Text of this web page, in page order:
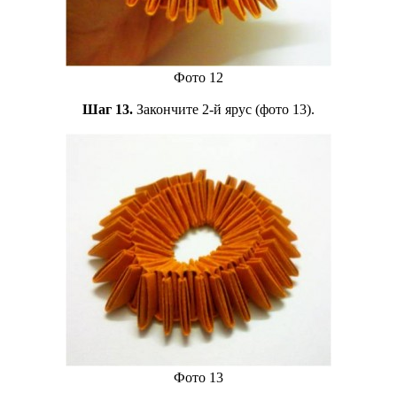
Фото 12
Шаг 13. Закончите 2-й ярус (фото 13).
Фото 13